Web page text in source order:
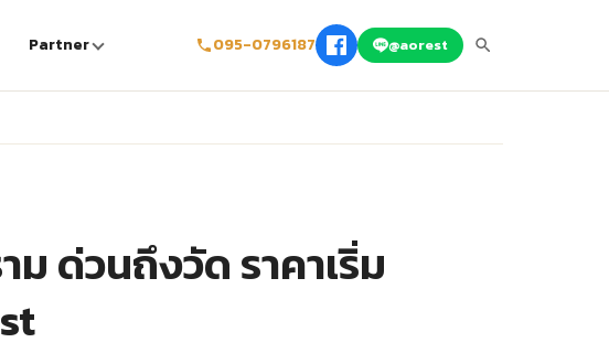
Partner 095-0796187 @aorest
ด่วนถึงวัด ราคาเริ่ม